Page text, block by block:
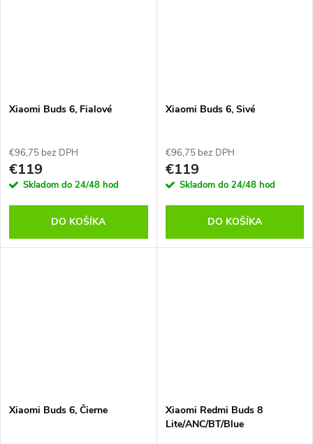
Xiaomi Buds 6, Fialové
€96,75 bez DPH
€119
Skladom do 24/48 hod
DO KOŠÍKA
Xiaomi Buds 6, Sivé
€96,75 bez DPH
€119
Skladom do 24/48 hod
DO KOŠÍKA
Xiaomi Buds 6, Čierne
Xiaomi Redmi Buds 8
Lite/ANC/BT/Blue